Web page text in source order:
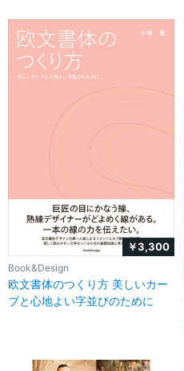
￥3,300
Book&Design
欧文書体のつくり方 美しいカー
ブと心地よい字並びのために